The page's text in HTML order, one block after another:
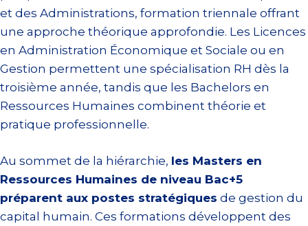
et des Administrations, formation triennale offrant
une approche théorique approfondie. Les Licences
en Administration Économique et Sociale ou en
Gestion permettent une spécialisation RH dès la
troisième année, tandis que les Bachelors en
Ressources Humaines combinent théorie et
pratique professionnelle.
Au sommet de la hiérarchie, les Masters en
Ressources Humaines de niveau Bac+5
préparent aux postes stratégiques de gestion du
capital humain. Ces formations développent des